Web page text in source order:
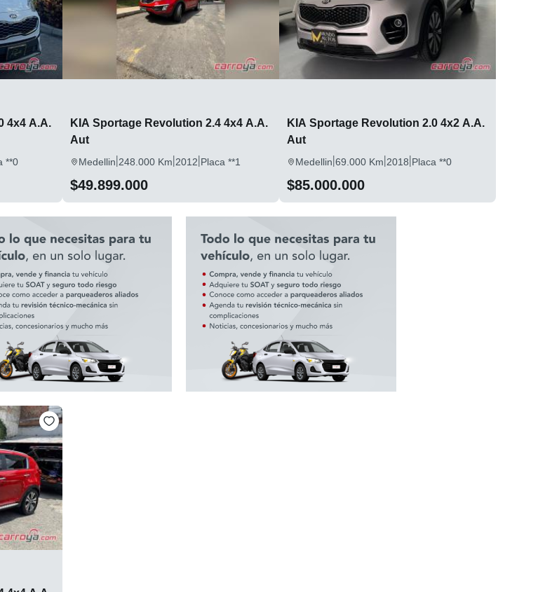
4x4 A.A.
**0
KIA Sportage Revolution 2.4 4x4 A.A.
Aut
Medellin|248.000 Km|2012|Placa **1
$49.899.000
KIA Sportage Revolution 2.0 4x2 A.A.
Aut
Medellin|69.000 Km|2018|Placa **0
$85.000.000